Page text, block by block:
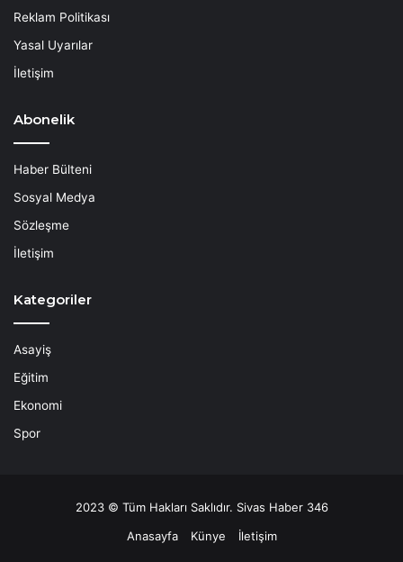
Reklam Politikası
Yasal Uyarılar
İletişim
Abonelik
Haber Bülteni
Sosyal Medya
Sözleşme
İletişim
Kategoriler
Asayiş
Eğitim
Ekonomi
Spor
2023 © Tüm Hakları Saklıdır. Sivas Haber 346
Anasayfa
Künye İletişim